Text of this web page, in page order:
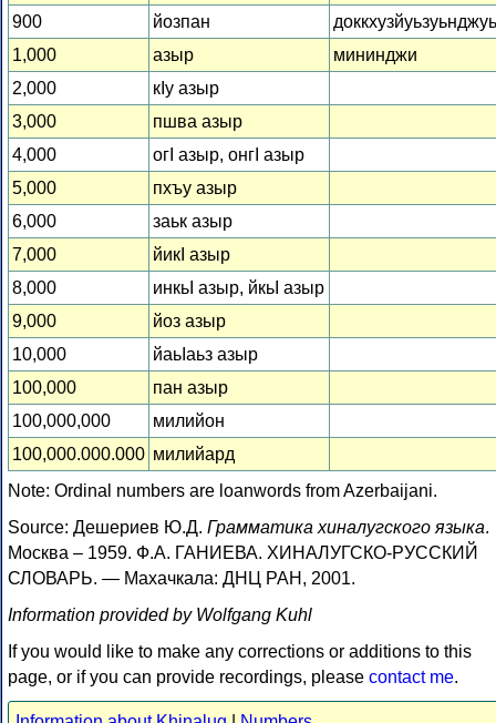
900
йозпан
доккхузйуьзуьнджуь
1,000
азыр
мининджи
2,000
кІу азыр
3,000
пшва азыр
4,000
огІ азыр, онгІ азыр
5,000
пхъу азыр
6,000
заьк азыр
7,000
йикІ азыр
8,000
инкьІ азыр, йкьІ азыр
9,000
йоз азыр
10,000
йаьІаьз азыр
100,000
пан азыр
100,000,000
милийон
100,000.000.000 милийард
Note: Ordinal numbers are loanwords from Azerbaijani.
Source: Дешериев Ю.Д. Грамматика хиналугского языка.
Москва – 1959. Ф.А. ГАНИЕВА. ХИНАЛУГСКО-РУССКИЙ
СЛОВАРЬ. — Махачкала: ДНЦ РАН, 2001.
Information provided by Wolfgang Kuhl
If you would like to make any corrections or additions to this
page, or if you can provide recordings, please contact me.